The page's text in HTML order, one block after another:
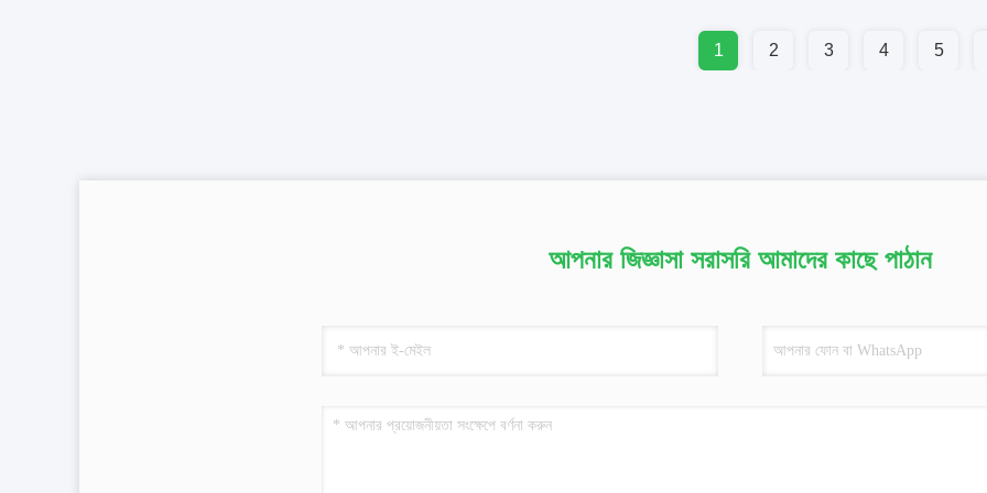
1 2 3 4 5
আপনার জিজ্ঞাসা সরাসরি আমাদের কাছে পাঠান